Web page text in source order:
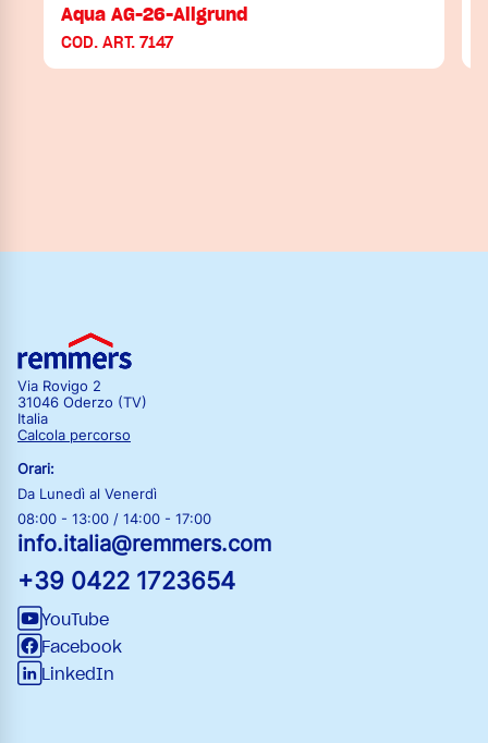
Aqua AG-26-Allgrund
COD. ART. 7147
Via Rovigo 2
31046 Oderzo (TV)
Italia
Calcola percorso
Orari:
Da Lunedì al Venerdì
08:00 - 13:00 / 14:00 - 17:00
info.italia@remmers.com
+39 0422 1723654
YouTube
Facebook
LinkedIn